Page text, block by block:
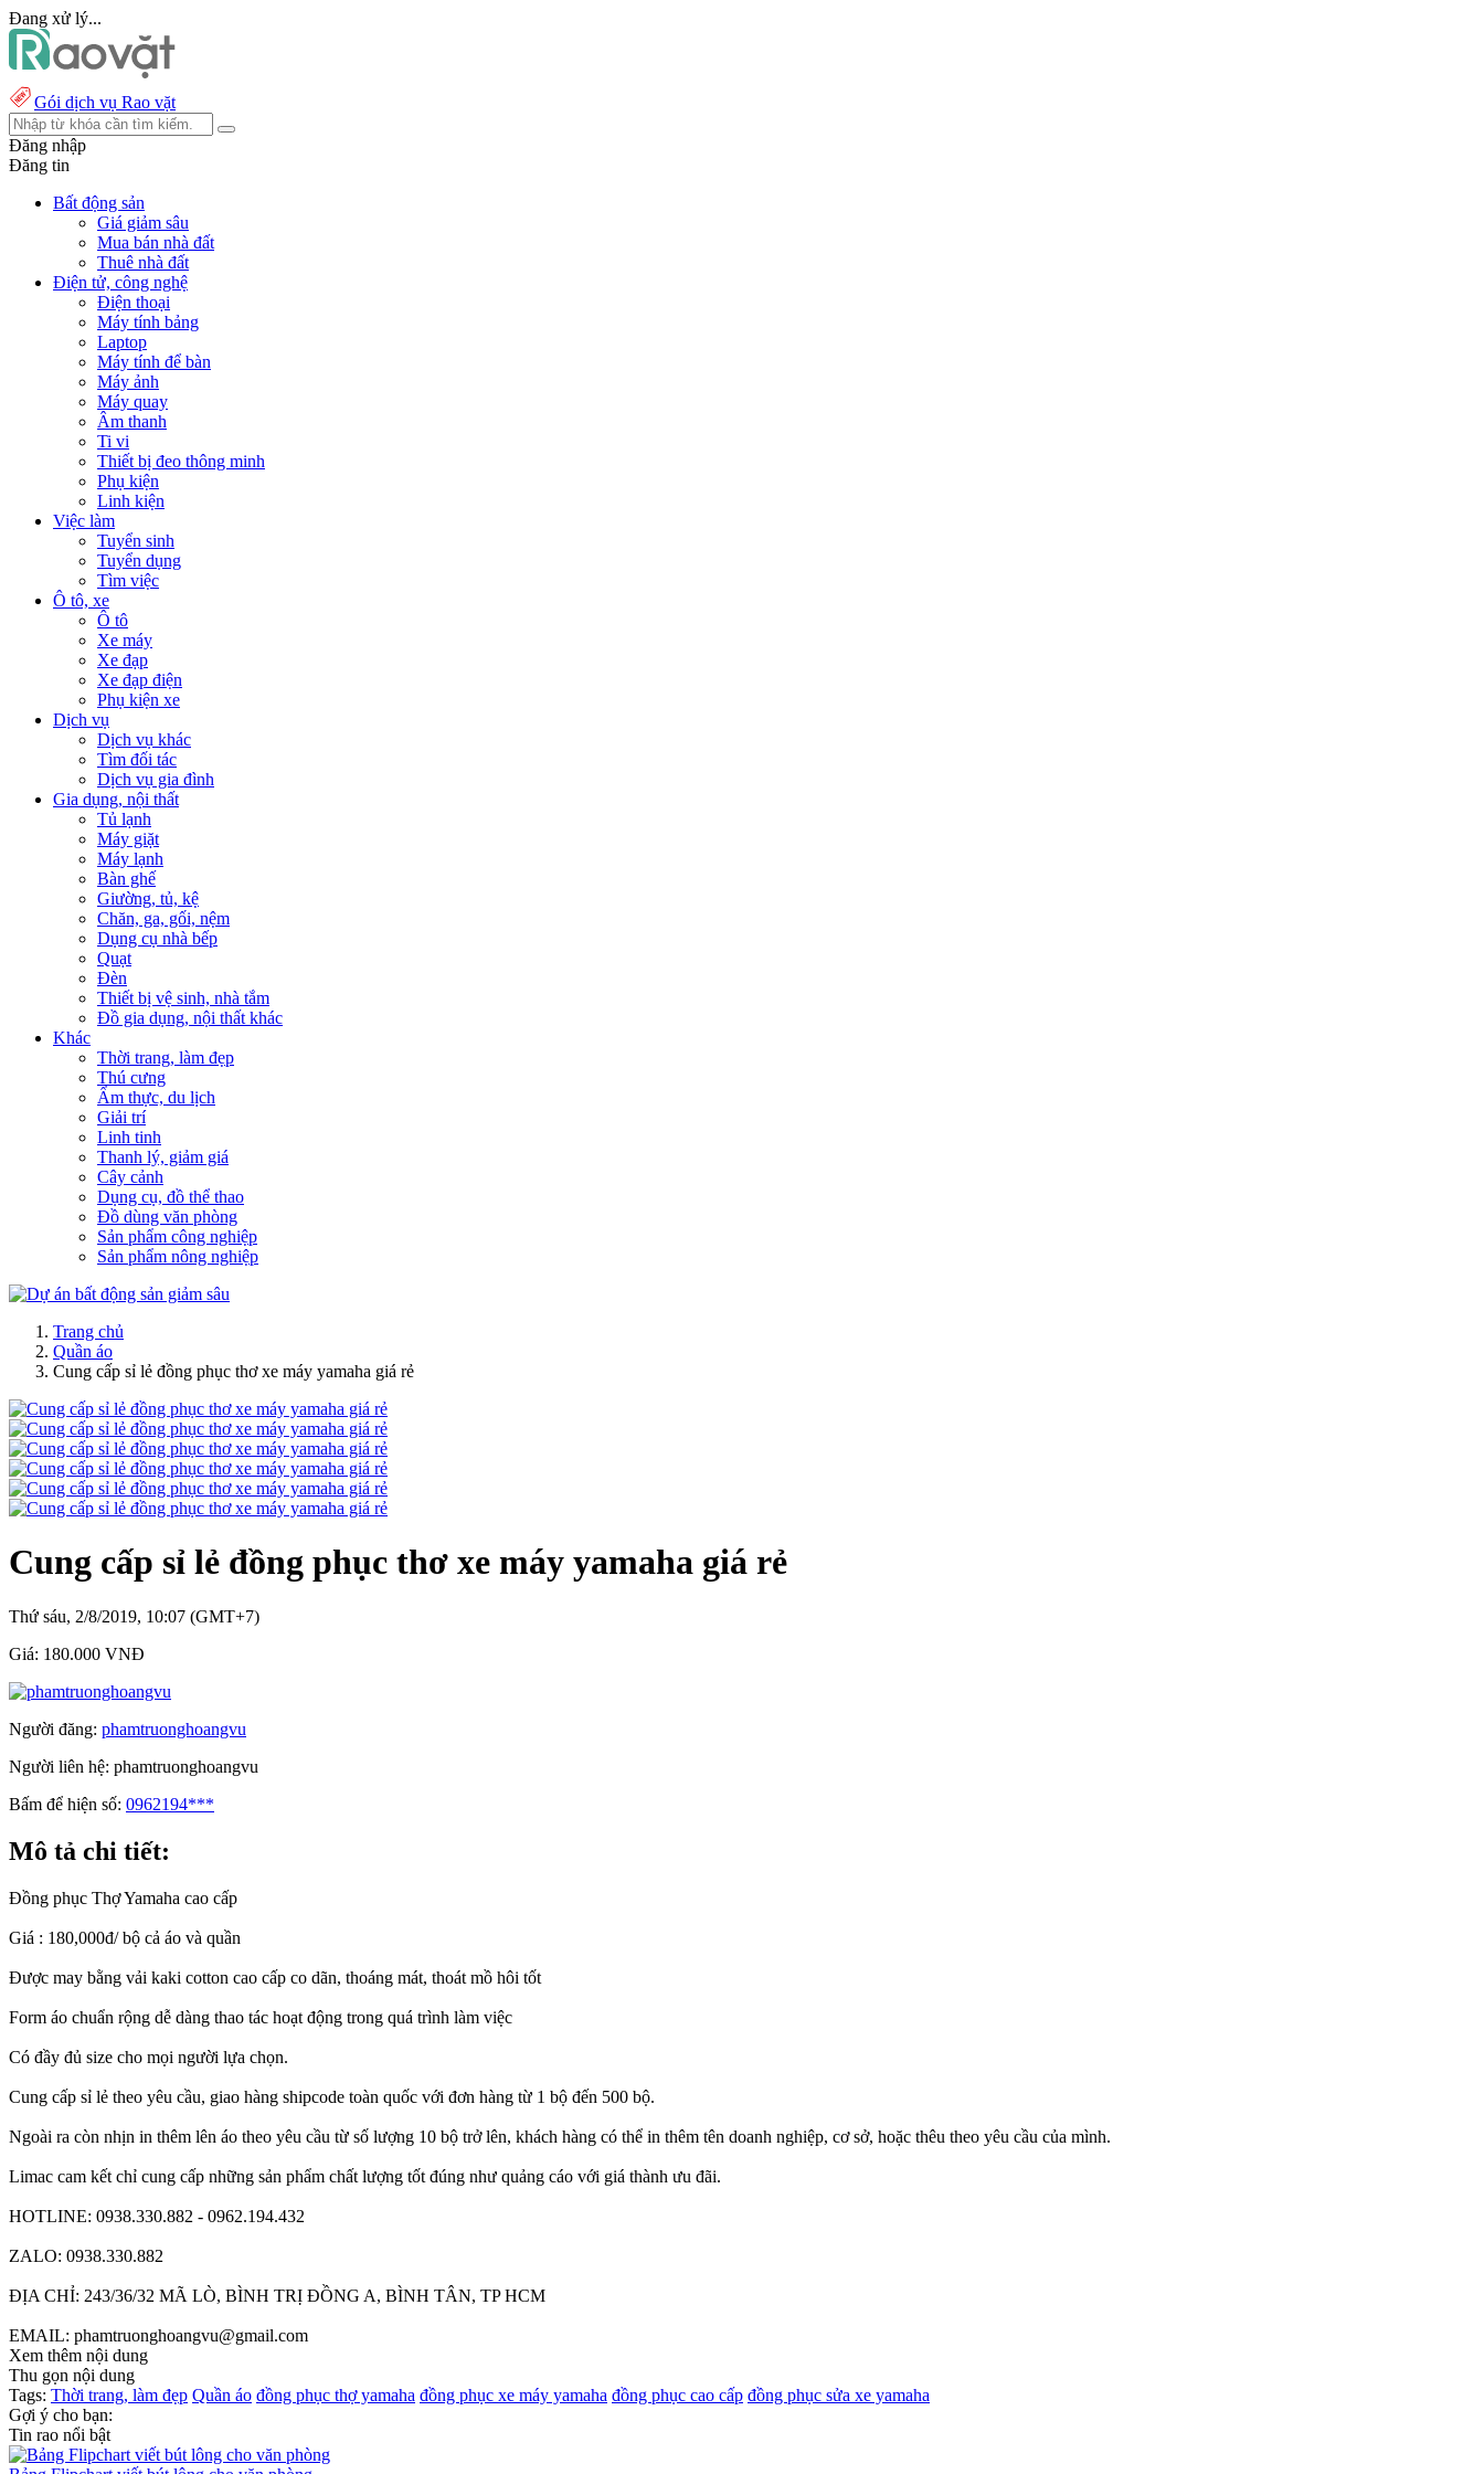
Đang xử lý...
Gói dịch vụ Rao vặt
Đăng nhập
Đăng tin
Bất động sản
Giá giảm sâu
Mua bán nhà đất
Thuê nhà đất
Điện tử, công nghệ
Điện thoại
Máy tính bảng
Laptop
Máy tính để bàn
Máy ảnh
Máy quay
Âm thanh
Ti vi
Thiết bị đeo thông minh
Phụ kiện
Linh kiện
Việc làm
Tuyển sinh
Tuyển dụng
Tìm việc
Ô tô, xe
Ô tô
Xe máy
Xe đạp
Xe đạp điện
Phụ kiện xe
Dịch vụ
Dịch vụ khác
Tìm đối tác
Dịch vụ gia đình
Gia dụng, nội thất
Tủ lạnh
Máy giặt
Máy lạnh
Bàn ghế
Giường, tủ, kệ
Chăn, ga, gối, nệm
Dụng cụ nhà bếp
Quạt
Đèn
Thiết bị vệ sinh, nhà tắm
Đồ gia dụng, nội thất khác
Khác
Thời trang, làm đẹp
Thú cưng
Ẩm thực, du lịch
Giải trí
Linh tinh
Thanh lý, giảm giá
Cây cảnh
Dụng cụ, đồ thể thao
Đồ dùng văn phòng
Sản phẩm công nghiệp
Sản phẩm nông nghiệp
Trang chủ
Quần áo
Cung cấp sỉ lẻ đồng phục thơ xe máy yamaha giá rẻ
Cung cấp sỉ lẻ đồng phục thơ xe máy yamaha giá rẻ
Thứ sáu, 2/8/2019, 10:07 (GMT+7)
Giá: 180.000 VNĐ
Người đăng: phamtruonghoangvu
Người liên hệ: phamtruonghoangvu
Bấm để hiện số: 0962194***
Mô tả chi tiết:
Đồng phục Thợ Yamaha cao cấp
Giá : 180,000đ/ bộ cả áo và quần
Được may bằng vải kaki cotton cao cấp co dãn, thoáng mát, thoát mồ hôi tốt
Form áo chuẩn rộng dễ dàng thao tác hoạt động trong quá trình làm việc
Có đầy đủ size cho mọi người lựa chọn.
Cung cấp sỉ lẻ theo yêu cầu, giao hàng shipcode toàn quốc với đơn hàng từ 1 bộ đến 500 bộ.
Ngoài ra còn nhịn in thêm lên áo theo yêu cầu từ số lượng 10 bộ trở lên, khách hàng có thể in thêm tên doanh nghiệp, cơ sở, hoặc thêu theo yêu cầu của mình.
Limac cam kết chỉ cung cấp những sản phẩm chất lượng tốt đúng như quảng cáo với giá thành ưu đãi.
HOTLINE: 0938.330.882 - 0962.194.432
ZALO: 0938.330.882
ĐỊA CHỈ: 243/36/32 MÃ LÒ, BÌNH TRỊ ĐỒNG A, BÌNH TÂN, TP HCM
EMAIL: phamtruonghoangvu@gmail.com
Xem thêm nội dung
Thu gọn nội dung
Tags: Thời trang, làm đẹp Quần áo đồng phục thợ yamaha đồng phục xe máy yamaha đồng phục cao cấp đồng phục sửa xe yamaha
Gợi ý cho bạn:
Tin rao nổi bật